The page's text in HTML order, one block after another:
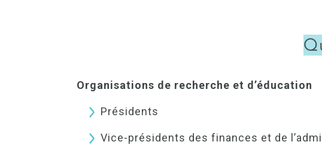
Organisations de recherche et d’éducation
Présidents
Vice-présidents des finances et de